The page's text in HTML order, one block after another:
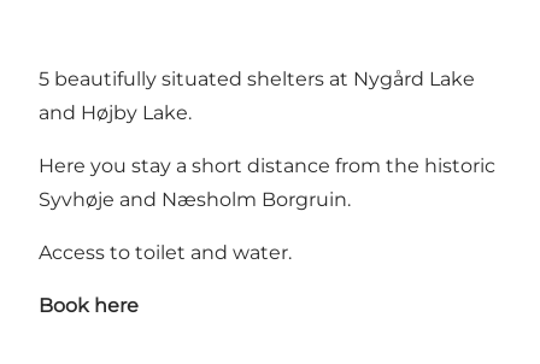
5 beautifully situated shelters at Nygård Lake
and Højby Lake.
Here you stay a short distance from the historic
Syvhøje and Næsholm Borgruin.
Access to toilet and water.
Book here